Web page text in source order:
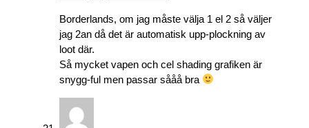
Borderlands, om jag måste välja 1 el 2 så väljer
jag 2an då det är automatisk upp-plockning av
loot där.
Så mycket vapen och cel shading grafiken är
snygg-ful men passar sååå bra